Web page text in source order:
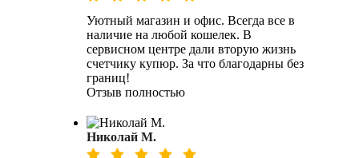
Уютный магазин и офис. Всегда все в
наличие на любой кошелек. В
сервисном центре дали вторую жизнь
счетчику купюр. За что благодарны без
границ!
Отзыв полностью
Николай М.